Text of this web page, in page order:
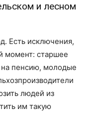
и лесном
Есть исключения,
момент: старшее
на пенсию, молодые
людей из
им такую